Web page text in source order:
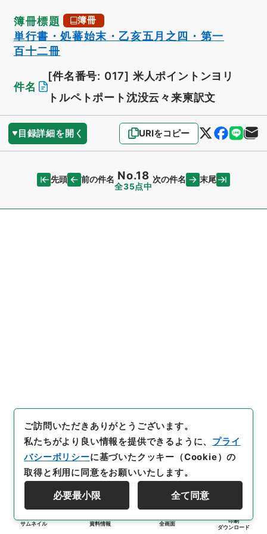
簿冊標題 簿冊
単行書・処蕃始末・乙亥五月之四・第一
百十二冊
件名
[件名番号: 017] 米人ポイントンヨリ
トルペトポート沈没云々来柬訳文
目録詳細を開く URIをコピー
先頭 前の件名 No.18
全35点中
次の件名 末尾
サムネイル 資料情報 全画面
印刷
ダウンロード
ご訪問いただきありがとうございます。
私たちがより良い情報を提供できるように、 プライ
バシーポリシーに基づいたクッキー（Cookie）の
取得と利用に同意をお願いいたします。
必要最小限 全て同意